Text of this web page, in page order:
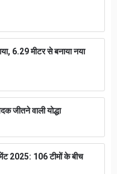
6.29 मीटर से बनाया नया
जीतने वाली योद्धा
2025: 106 टीमों के बीच